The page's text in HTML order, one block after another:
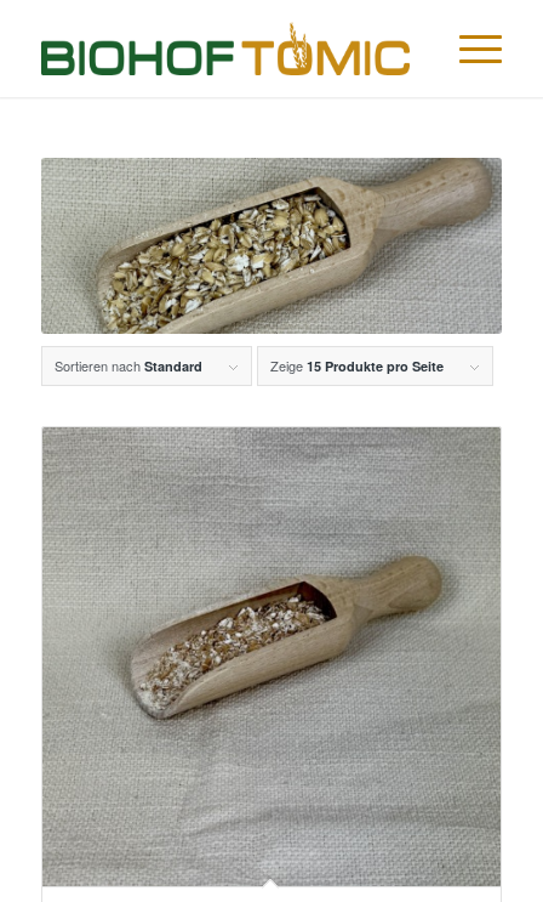
Sortieren nach Standard Zeige 15 Produkte pro Seite